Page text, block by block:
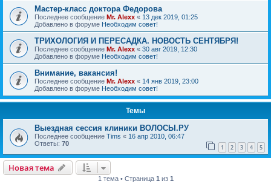
Мастер-класс доктора Федорова
Последнее сообщение Mr. Alexx « 13 дек 2019, 01:25
Добавлено в форуме Необходим совет!
ТРИХОЛОГИЯ И ПЕРЕСАДКА. НОВОСТЬ СЕНТЯБРЯ!
Последнее сообщение Mr. Alexx « 30 авг 2019, 12:30
Добавлено в форуме Необходим совет!
Внимание, вакансия!
Последнее сообщение Mr. Alexx « 14 янв 2019, 23:00
Добавлено в форуме Необходим совет!
Темы
Выездная сессия клиники ВОЛОСЫ.РУ
Последнее сообщение Tims « 16 апр 2010, 06:47
Ответы: 70 1 2 3 4 5
Новая тема
1 тема • Страница 1 из 1